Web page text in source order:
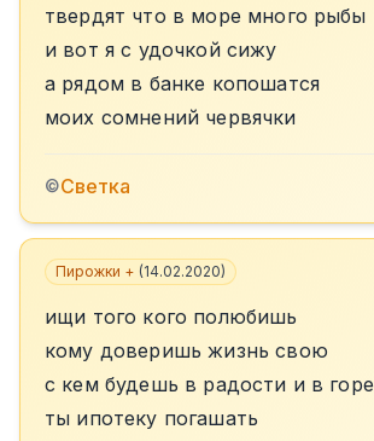
твердят что в море много рыбы
и вот я с удочкой сижу
а рядом в банке копошатся
моих сомнений червячки
©Светка
Пирожки + (14.02.2020)
ищи того кого полюбишь
кому доверишь жизнь свою
с кем будешь в радости и в горе
ты ипотеку погашать